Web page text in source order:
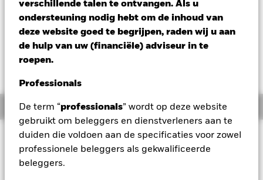
verschillende talen te ontvangen. Als u
ondersteuning nodig hebt om de inhoud van
deze website goed te begrijpen, raden wij u aan
de hulp van uw (financiële) adviseur in te
roepen.
Professionals
De term “professionals” wordt op deze website
gebruikt om beleggers en dienstverleners aan te
duiden die voldoen aan de specificaties voor zowel
professionele beleggers als gekwalificeerde
beleggers.
Verandering NAV 1 dag per 06/aug/2026
EUR -0,01 (-0,10%)
Morningstar Rating
Overzicht
Beleggingsdoel
Het Fonds streeft naar een totaal rendement op uw
belegging door een combinatie van kapitaalgroei en